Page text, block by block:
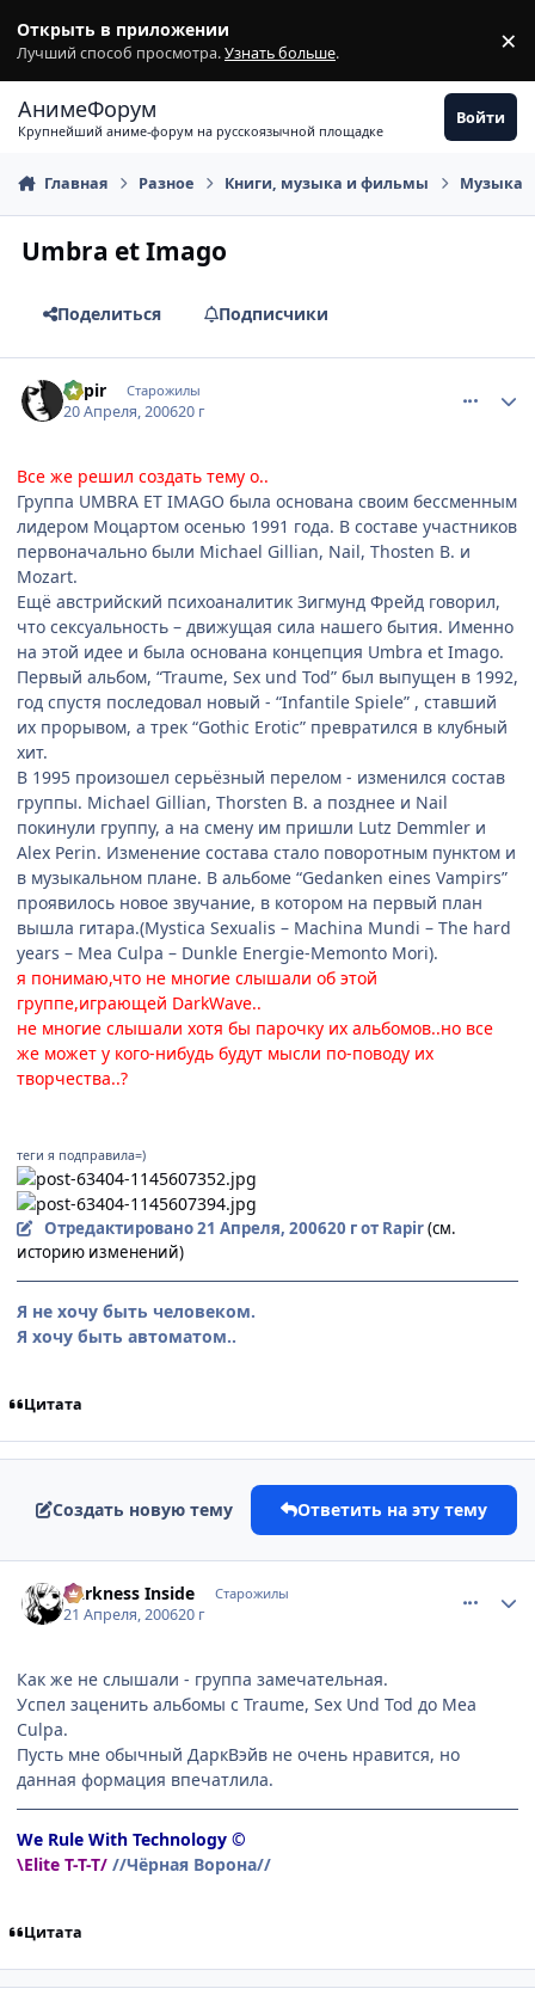
Открыть в приложении
Лучший способ просмотра.Узнать больше. ×
АнимеФорум
Крупнейший аниме-форум на русскоязычной площадке
Войти
Главная Разное Книги, музыка и фильмы Музыка
Umbra et Imago
Поделиться Подписчики
Rapir Старожилы
20 Апреля, 200620 г
Все же решил создать тему о..
Группа UMBRA ET IMAGO была основана своим бессменным
лидером Моцартом осенью 1991 года. В составе участников
первоначально были Michael Gillian, Nail, Thosten B. и
Mozart.
Ещё австрийский психоаналитик Зигмунд Фрейд говорил,
что сексуальность – движущая сила нашего бытия. Именно
на этой идее и была основана концепция Umbra et Imago.
Первый альбом, “Traume, Sex und Tod” был выпущен в 1992,
год спустя последовал новый - “Infantile Spiele” , ставший
их прорывом, а трек “Gothic Erotic” превратился в клубный
хит.
В 1995 произошел серьёзный перелом - изменился состав
группы. Michael Gillian, Thorsten B. а позднее и Nail
покинули группу, а на смену им пришли Lutz Demmler и
Alex Perin. Изменение состава стало поворотным пунктом и
в музыкальном плане. В альбоме “Gedanken eines Vampirs”
проявилось новое звучание, в котором на первый план
вышла гитара.(Mystica Sexualis – Machina Mundi – The hard
years – Mea Culpa – Dunkle Energie-Memonto Mori).
я понимаю,что не многие слышали об этой
группе,играющей DarkWave..
не многие слышали хотя бы парочку их альбомов..но все
же может у кого-нибудь будут мысли по-поводу их
творчества..?
теги я подправила=)
Отредактировано21 Апреля, 200620 гот Rapir(см.
историю изменений)
Я не хочу быть человеком.
Я хочу быть автоматом..
Цитата
Создать новую тему Ответить на эту тему
Darkness Inside Старожилы
21 Апреля, 200620 г
Как же не слышали - группа замечательная.
Успел заценить альбомы с Traume, Sex Und Tod до Mea
Culpa.
Пусть мне обычный ДаркВэйв не очень нравится, но
данная формация впечатлила.
We Rule With Technology ©
\Elite T-T-T/ //Чёрная Ворона//
Цитата